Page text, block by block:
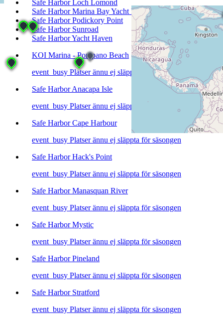
Safe Harbor Loch Lomond
Safe Harbor Marina Bay Yacht Harbor
Safe Harbor Podickory Point
Safe Harbor Sunroad
Safe Harbor Yacht Haven
KOI Marina - Pompano Beach
event_busy Platser ännu ej släppta för säsongen
Safe Harbor Anacapa Isle
event_busy Platser ännu ej släppta för säsongen
Safe Harbor Cape Harbour
event_busy Platser ännu ej släppta för säsongen
Safe Harbor Hack's Point
event_busy Platser ännu ej släppta för säsongen
Safe Harbor Manasquan River
event_busy Platser ännu ej släppta för säsongen
Safe Harbor Mystic
event_busy Platser ännu ej släppta för säsongen
Safe Harbor Pineland
event_busy Platser ännu ej släppta för säsongen
Safe Harbor Stratford
event_busy Platser ännu ej släppta för säsongen